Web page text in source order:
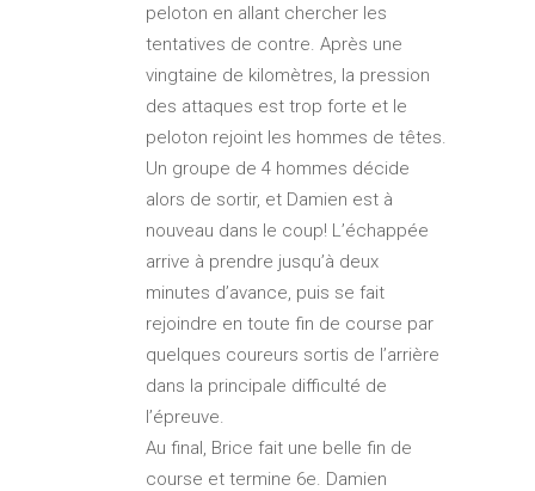
peloton en allant chercher les
tentatives de contre. Après une
vingtaine de kilomètres, la pression
des attaques est trop forte et le
peloton rejoint les hommes de têtes.
Un groupe de 4 hommes décide
alors de sortir, et Damien est à
nouveau dans le coup! L’échappée
arrive à prendre jusqu’à deux
minutes d’avance, puis se fait
rejoindre en toute fin de course par
quelques coureurs sortis de l’arrière
dans la principale difficulté de
l’épreuve.
Au final, Brice fait une belle fin de
course et termine 6e. Damien